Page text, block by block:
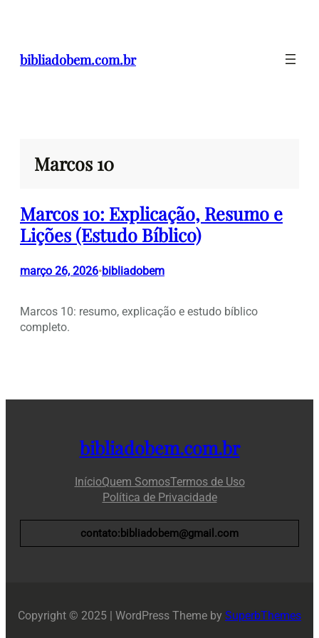
conteúdo
bibliadobem.com.br
Marcos 10
Marcos 10: Explicação, Resumo e
Lições (Estudo Bíblico)
março 26, 2026•bibliadobem
Marcos 10: resumo, explicação e estudo bíblico
completo.
bibliadobem.com.br
InícioQuem SomosTermos de Uso
Política de Privacidade
contato:bibliadobem@gmail.com
Copyright © 2025 | WordPress Theme by SuperbThemes